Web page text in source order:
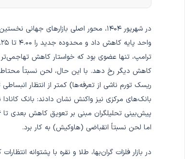
کاهش دیگر رخ دهد. با این حال، لحن نسبتاً
ریسک تورم ناشی از تعرفه‌ها) کمتر از انتظار
اما لحن نسبتاً انقباضی (هاوکیش) به کار برد.
در بازار فلزات گران‌بها، طلا و نقره با پشتوانه